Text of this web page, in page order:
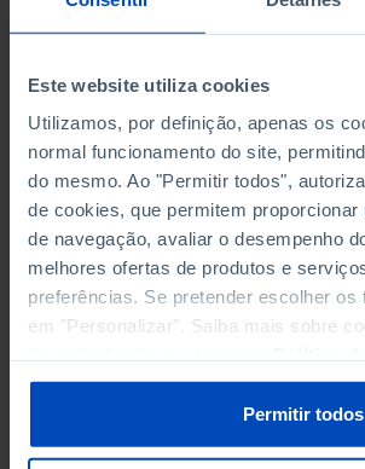
Este website utiliza cookies
Utilizamos, por definição, apenas os
normal funcionamento do site,
do mesmo. Ao "Permitir todos",
de cookies, que permitem
de navegação, avaliar o desempenho
melhores ofertas de produtos e
preferências. Se pretender escolher
em "Personalizar". Saiba mais sobre
Permitir todos
2019
35,440
2020
42,800
8,245
2021
51,785
8,082
2022
54,384
10,599
2023
41,845
19,902
2024
2025
Sources/Entities: BdP, PORDATA
RELATED